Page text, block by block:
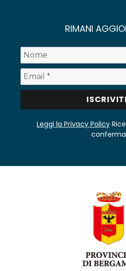
RIMANI
Leggi la Privacy Policy